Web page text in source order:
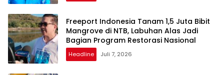
Freeport Indonesia Tanam 1,5 Juta Bibit
Mangrove di NTB, Labuhan Alas Jadi
Bagian Program Restorasi Nasional
Headline Juli 7, 2026